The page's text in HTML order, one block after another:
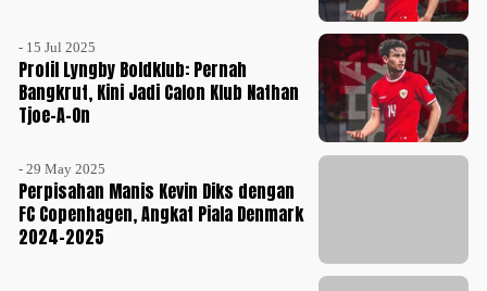
- 15 Jul 2025
Profil Lyngby Boldklub: Pernah
Bangkrut, Kini Jadi Calon Klub Nathan
Tjoe-A-On
- 29 May 2025
Perpisahan Manis Kevin Diks dengan
FC Copenhagen, Angkat Piala Denmark
2024-2025